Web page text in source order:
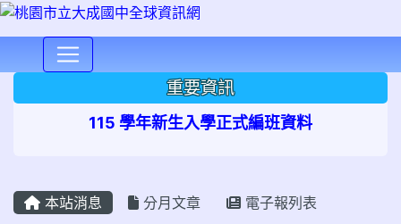
重要資訊
115 學年新生入學正式編班資料
本站消息 分月文章 電子報列表